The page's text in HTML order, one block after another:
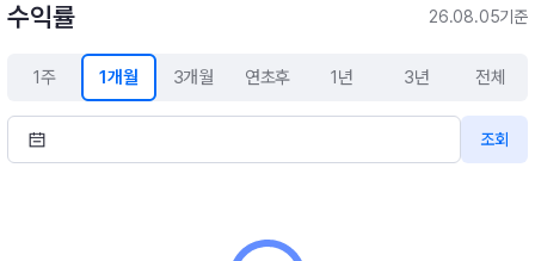
수익률 26.08.05기준
1주 1개월 3개월 연초후 1년 3년 전체
조회